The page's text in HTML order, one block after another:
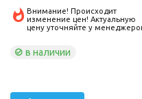
Внимание! Происходит
изменение цен! Актуальную
цену уточняйте у
в наличии